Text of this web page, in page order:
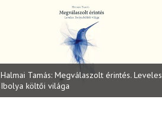
Halmai Tamás: Megválaszolt érintés. Leveles
Ibolya költői világa